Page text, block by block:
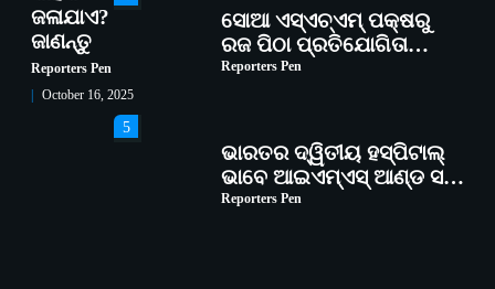
ଜଳାଯାଏ?
ଜାଣନ୍ତୁ
Reporters Pen
October 16, 2025
ସୋଆ ଏସ୍‌ଏଚ୍‌ଏମ୍ ପକ୍ଷରୁ
ରଜ ପିଠା ପ୍ରତିଯୋଗିତା
ଆୟୋଜିତ
Reporters Pen
5
ଭାରତର ଦ୍ୱିତୀୟ ହସ୍ପିଟାଲ୍
ଭାବେ ଆଇଏମ୍‌ଏସ୍ ଆଣ୍ଡ ସମ
ହସ୍ପିଟାଲ୍‌ରେ ଅତ୍ୟାଧୁନିକ
Reporters Pen